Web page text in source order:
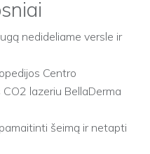
nedideliame versle ir
Centro
lazeriu BellaDerma
šeimą ir netapti